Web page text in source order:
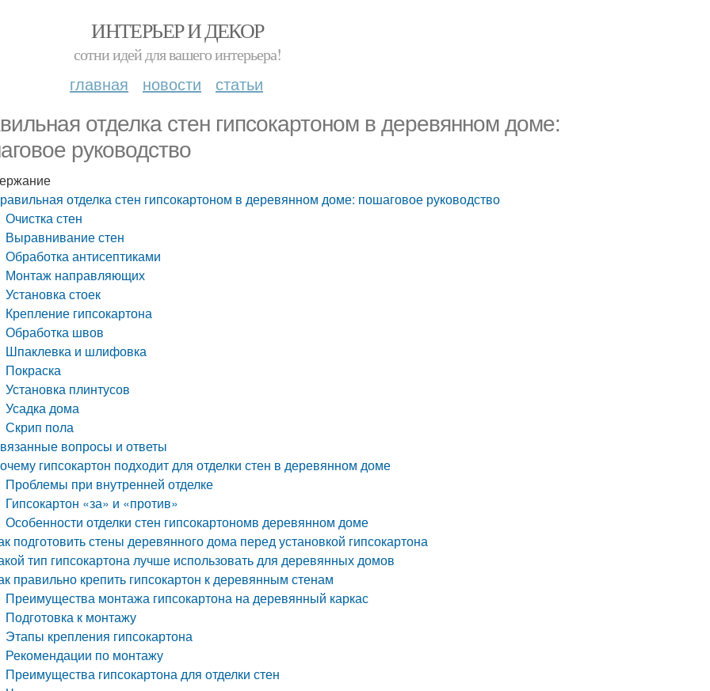
ИНТЕРЬЕР И ДЕКОР
сотни идей для вашего интерьера!
главная новости статьи
отделка стен гипсокартоном в деревянном доме:
руководство
отделка стен гипсокартоном в деревянном доме: пошаговое руководство
Очистка стен
Выравнивание стен
Обработка антисептиками
Монтаж направляющих
Установка стоек
Крепление гипсокартона
Обработка швов
Шпаклевка и шлифовка
Покраска
Установка плинтусов
Усадка дома
Скрип пола
вопросы и ответы
гипсокартон подходит для отделки стен в деревянном доме
Проблемы при внутренней отделке
Гипсокартон «за» и «против»
Особенности отделки стен гипсокартономв деревянном доме
подготовить стены деревянного дома перед установкой гипсокартона
тип гипсокартона лучше использовать для деревянных домов
правильно крепить гипсокартон к деревянным стенам
Преимущества монтажа гипсокартона на деревянный каркас
Подготовка к монтажу
Этапы крепления гипсокартона
Рекомендации по монтажу
Преимущества гипсокартона для отделки стен